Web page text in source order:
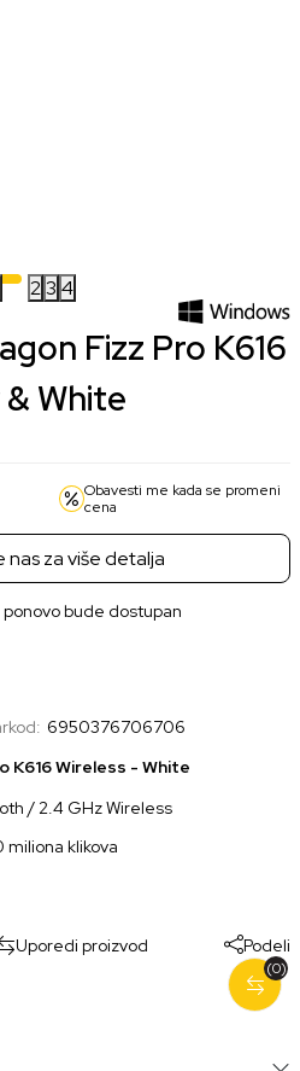
23 4
Fizz Pro K616
White
Obavesti me kada se promeni
cena
nas za više detalja
bude dostupan
6950376706706
K616 Wireless - White
/ 2.4 GHz Wireless
klikova
Uporedi proizvod Podeli
(0)